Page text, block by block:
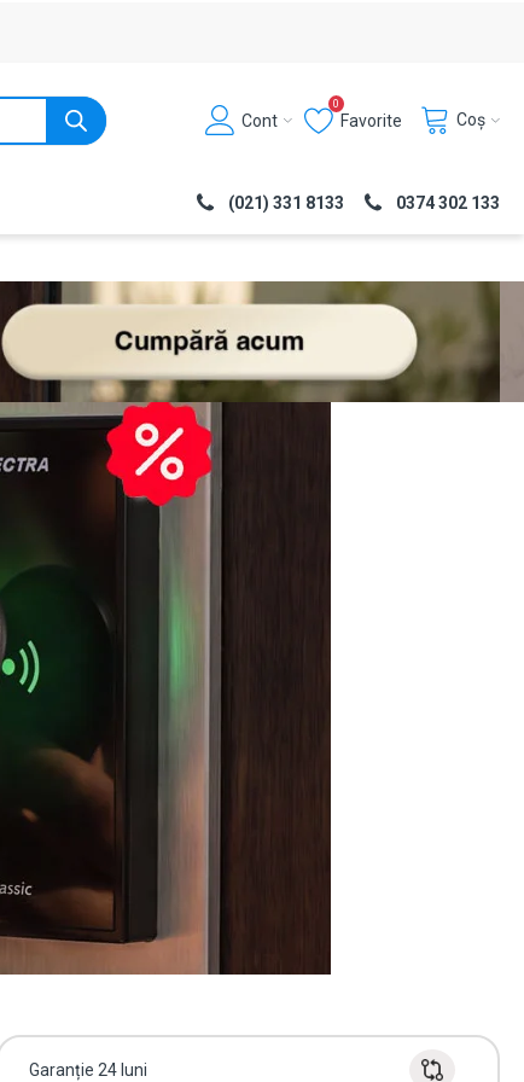
Cont
0
Favorite Coș
(021) 331 8133 0374 302 133
Garanție 24 luni